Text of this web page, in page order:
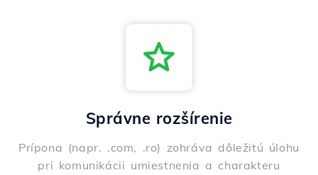
Správne rozšírenie
Prípona (napr. .com, .ro) zohráva dôležitú úlohu
pri komunikácii umiestnenia a charakteru